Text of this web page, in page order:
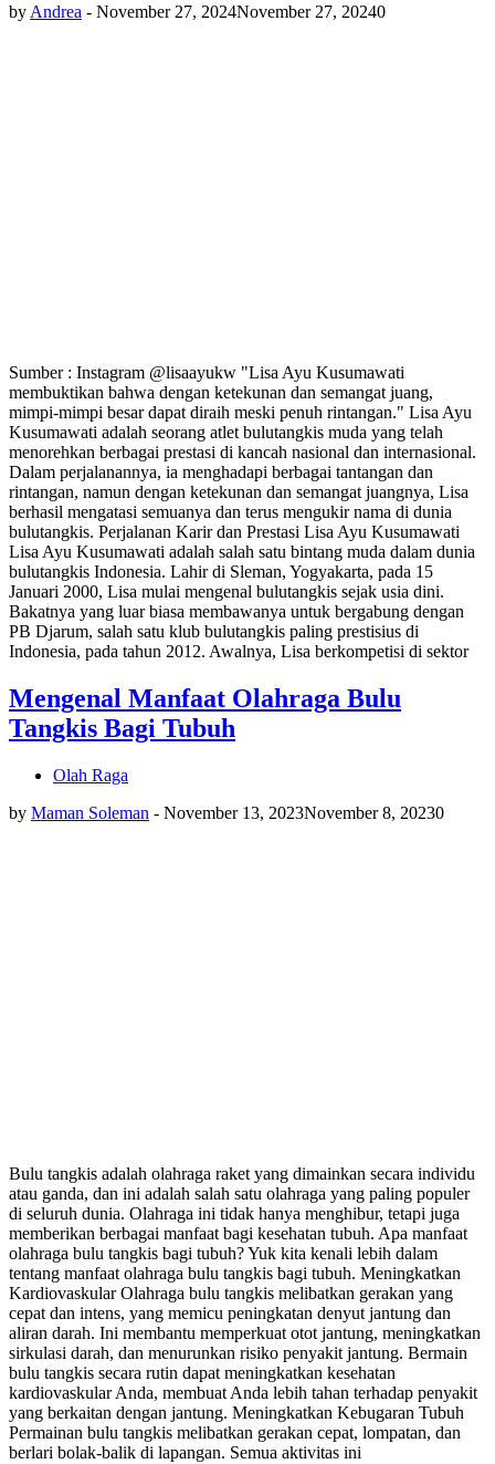
by Andrea - November 27, 2024November 27, 20240
Sumber : Instagram @lisaayukw "Lisa Ayu Kusumawati
membuktikan bahwa dengan ketekunan dan semangat juang,
mimpi-mimpi besar dapat diraih meski penuh rintangan." Lisa Ayu
Kusumawati adalah seorang atlet bulutangkis muda yang telah
menorehkan berbagai prestasi di kancah nasional dan internasional.
Dalam perjalanannya, ia menghadapi berbagai tantangan dan
rintangan, namun dengan ketekunan dan semangat juangnya, Lisa
berhasil mengatasi semuanya dan terus mengukir nama di dunia
bulutangkis. Perjalanan Karir dan Prestasi Lisa Ayu Kusumawati
Lisa Ayu Kusumawati adalah salah satu bintang muda dalam dunia
bulutangkis Indonesia. Lahir di Sleman, Yogyakarta, pada 15
Januari 2000, Lisa mulai mengenal bulutangkis sejak usia dini.
Bakatnya yang luar biasa membawanya untuk bergabung dengan
PB Djarum, salah satu klub bulutangkis paling prestisius di
Indonesia, pada tahun 2012. Awalnya, Lisa berkompetisi di sektor
Mengenal Manfaat Olahraga Bulu
Tangkis Bagi Tubuh
Olah Raga
by Maman Soleman - November 13, 2023November 8, 20230
Bulu tangkis adalah olahraga raket yang dimainkan secara individu
atau ganda, dan ini adalah salah satu olahraga yang paling populer
di seluruh dunia. Olahraga ini tidak hanya menghibur, tetapi juga
memberikan berbagai manfaat bagi kesehatan tubuh. Apa manfaat
olahraga bulu tangkis bagi tubuh? Yuk kita kenali lebih dalam
tentang manfaat olahraga bulu tangkis bagi tubuh. Meningkatkan
Kardiovaskular Olahraga bulu tangkis melibatkan gerakan yang
cepat dan intens, yang memicu peningkatan denyut jantung dan
aliran darah. Ini membantu memperkuat otot jantung, meningkatkan
sirkulasi darah, dan menurunkan risiko penyakit jantung. Bermain
bulu tangkis secara rutin dapat meningkatkan kesehatan
kardiovaskular Anda, membuat Anda lebih tahan terhadap penyakit
yang berkaitan dengan jantung. Meningkatkan Kebugaran Tubuh
Permainan bulu tangkis melibatkan gerakan cepat, lompatan, dan
berlari bolak-balik di lapangan. Semua aktivitas ini